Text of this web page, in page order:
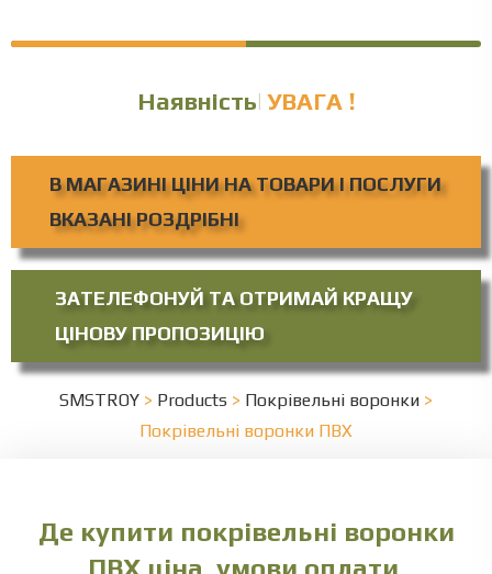
Наявність уточню УВАГА !
В МАГАЗИНІ ЦІНИ НА ТОВАРИ І ПОСЛУГИ
ВКАЗАНІ РОЗДРІБНІ
ЗАТЕЛЕФОНУЙ ТА ОТРИМАЙ КРАЩУ
ЦІНОВУ ПРОПОЗИЦІЮ
SMSTROY > Products > Покрівельні воронки >
Покрівельні воронки ПВХ
Де купити покрівельні воронки
ПВХ ціна, умови оплати,